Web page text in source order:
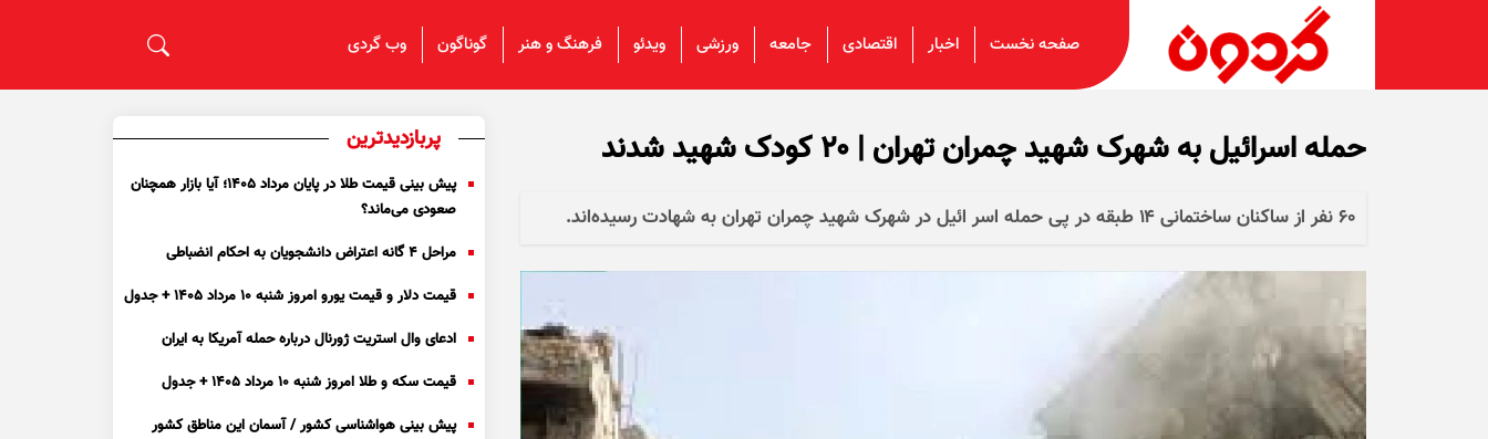
صفحه نخست اخبار اقتصادی جامعه ورزشی ویدئو فرهنگ و هنر گوناگون وب گردی
حمله اسرائیل به شهرک شهید چمران تهران | ۲۰ کودک شهید شدند
۶۰ نفر از ساکنان ساختمانی ۱۴ طبقه در پی حمله اسر ائیل در شهرک شهید چمران تهران به شهادت رسیده‌اند.
پربازدیدترین
پیش بینی قیمت طلا در پایان مرداد 1405؛ آیا بازار همچنان
صعودی می‌ماند؟
مراحل ۴ گانه اعتراض دانشجویان به احکام انضباطی
قیمت دلار و قیمت یورو امروز شنبه ۱۰ مرداد ۱۴۰۵ + جدول
ادعای وال استریت ژورنال درباره حمله آمریکا به ایران
قیمت سکه و طلا امروز شنبه ۱۰ مرداد ۱۴۰۵ + جدول
پیش بینی هواشناسی کشور / آسمان این مناطق کشور